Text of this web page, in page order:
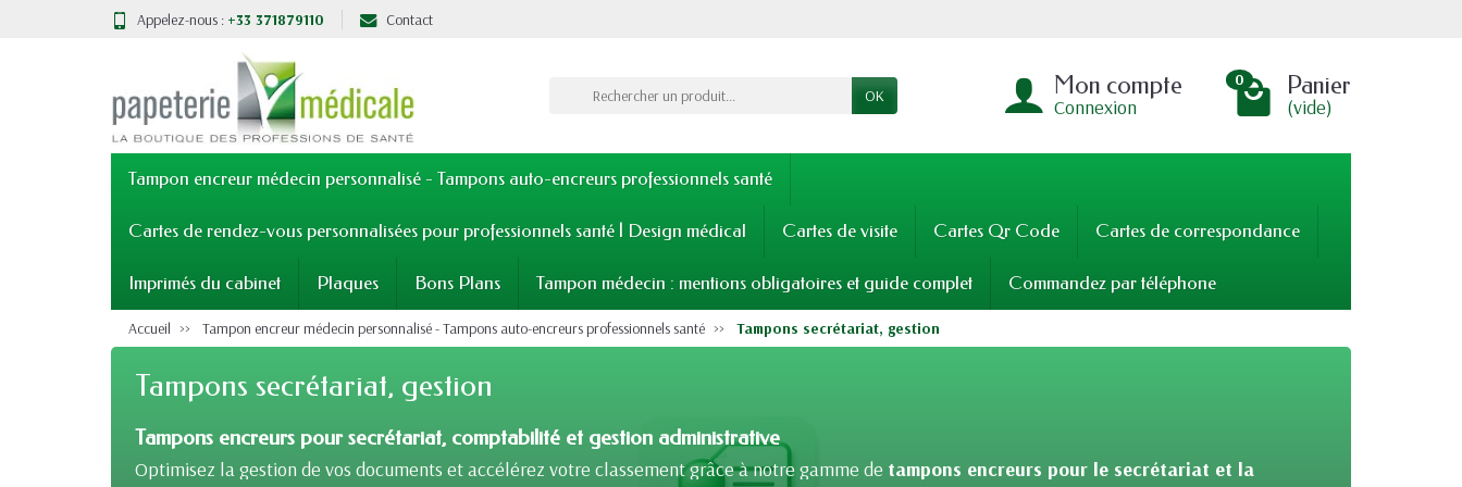
Appelez-nous : +33 371879110 Contact
OK Mon compte
Connexion
0 Panier
(vide)
Tampon encreur médecin personnalisé - Tampons auto-encreurs professionnels santé
Cartes de rendez-vous personnalisées pour professionnels santé | Design médical Cartes de visite Cartes Qr Code Cartes de correspondance
Imprimés du cabinet Plaques Bons Plans Tampon médecin : mentions obligatoires et guide complet Commandez par téléphone
Accueil Tampon encreur médecin personnalisé - Tampons auto-encreurs professionnels santé Tampons secrétariat, gestion
Tampons secrétariat, gestion
Tampons encreurs pour secrétariat, comptabilité et gestion administrative
Optimisez la gestion de vos documents et accélérez votre classement grâce à notre gamme de tampons encreurs pour le secrétariat et la